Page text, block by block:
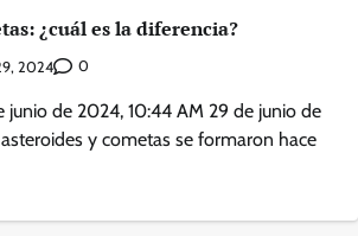
¿cuál es la diferencia?
2024 0
junio de 2024, 10:44 AM 29 de junio de
y cometas se formaron hace